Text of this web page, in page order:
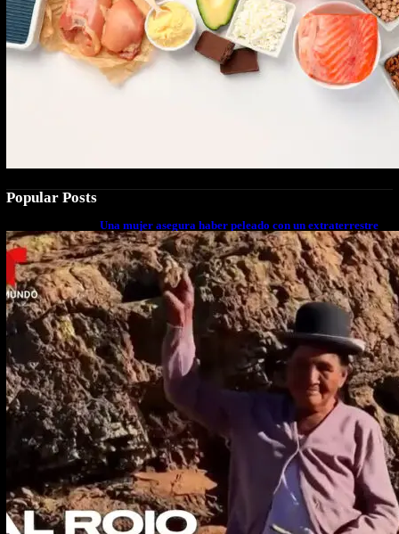
Popular Posts
Una mujer asegura haber peleado con un extraterrestre
cuerpo a cuerpo